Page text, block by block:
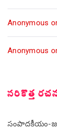
Anonymous
Anonymous
సరికొత్త
సంపాదకీయం-